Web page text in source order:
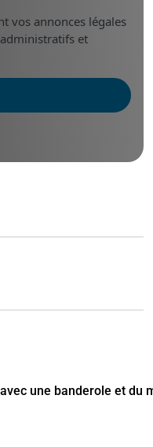
vos annonces légales
et